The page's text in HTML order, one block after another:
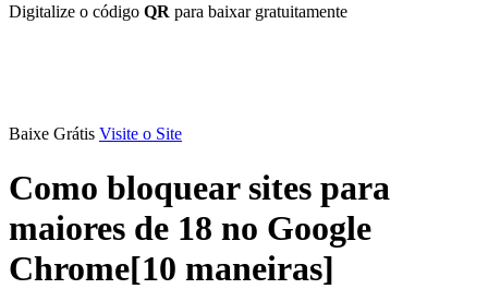
Digitalize o código QR para baixar gratuitamente
Baixe Grátis Visite o Site
Como bloquear sites para
maiores de 18 no Google
Chrome[10 maneiras]